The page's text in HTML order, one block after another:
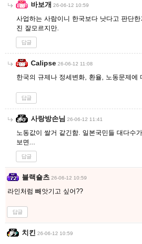
바보개 26-06-12 10:59
사업하는 사람이니 한국보다 낫다고 판단
진 잘모르지만.
답글
Calipse 26-06-12 11:08
한국의 규제나 정세변화, 환율, 노동문제에
답글
사랑방손님 26-06-12 11:41
노동값이 쌀거 같긴함. 일본국민들 대다수
보면...
답글
블랙숄츠 26-06-12 10:59
라인처럼 빼앗기고 싶어??
답글
치킨 26-06-12 10:59